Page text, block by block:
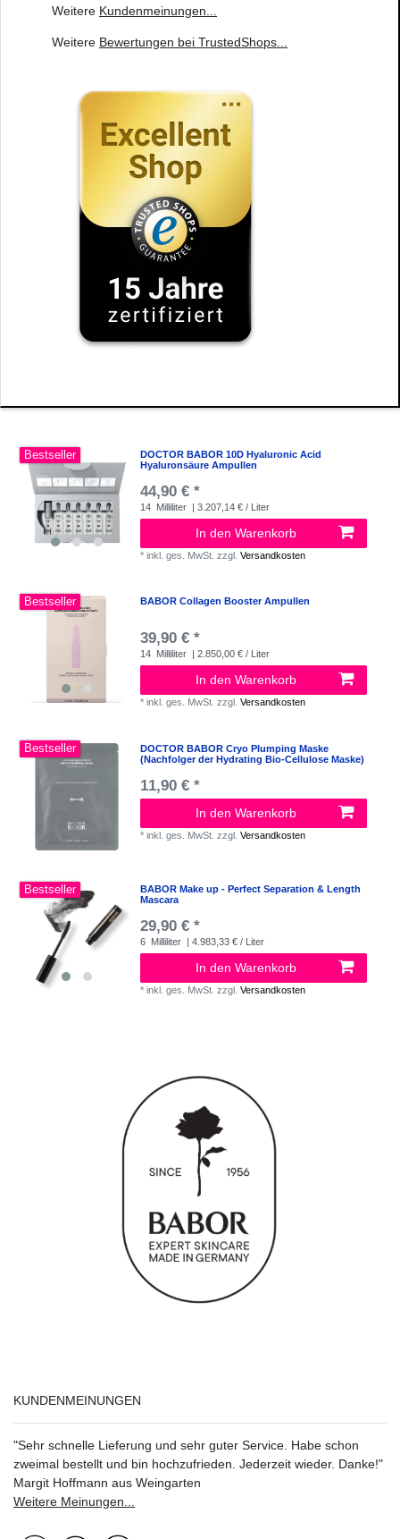
Weitere Kundenmeinungen
Weitere Bewertungen bei TrustedShops
Bestseller
DOCTOR BABOR 10D Hyaluronic Acid
Hyaluronsäure Ampullen
44,90 € *
14 Milliliter | 3.207,14 € / Liter
In den Warenkorb
*inkl. ges. MwSt. zzgl.Versandkosten
Bestseller BABOR Collagen Booster Ampullen
39,90 € *
14 Milliliter | 2.850,00 € / Liter
In den Warenkorb
*inkl. ges. MwSt. zzgl.Versandkosten
Bestseller
DOCTOR BABOR Cryo Plumping Maske
(Nachfolger der Hydrating Bio-Cellulose Maske)
11,90 € *
In den Warenkorb
*inkl. ges. MwSt. zzgl.Versandkosten
Bestseller
BABOR Make up - Perfect Separation & Length
Mascara
29,90 € *
6 Milliliter | 4.983,33 € / Liter
In den Warenkorb
*inkl. ges. MwSt. zzgl.Versandkosten
KUNDENMEINUNGEN
"Sehr schnelle Lieferung und sehr guter Service. Habe schon
zweimal bestellt und bin hochzufrieden. Jederzeit wieder. Danke!"
Margit Hoffmann aus Weingarten
Weitere Meinungen...